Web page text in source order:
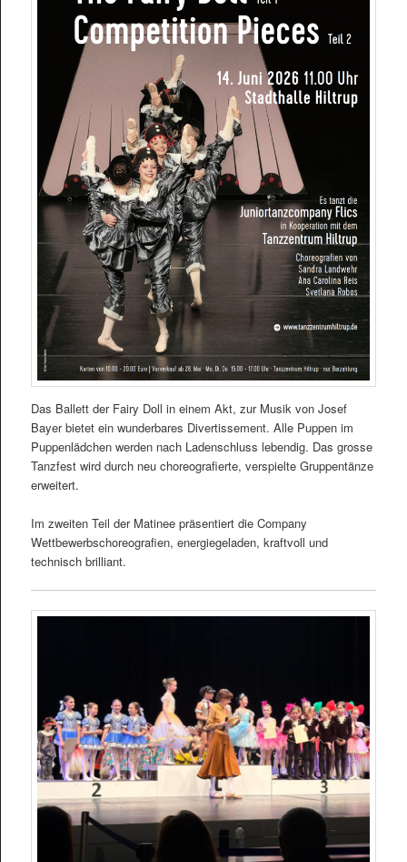
Das Ballett der Fairy Doll in einem Akt, zur Musik von Josef
Bayer bietet ein wunderbares Divertissement. Alle Puppen im
Puppenlädchen werden nach Ladenschluss lebendig. Das grosse
Tanzfest wird durch neu choreografierte, verspielte Gruppentänze
erweitert.
Im zweiten Teil der Matinee präsentiert die Company
Wettbewerbschoreografien, energiegeladen, kraftvoll und
technisch brilliant.